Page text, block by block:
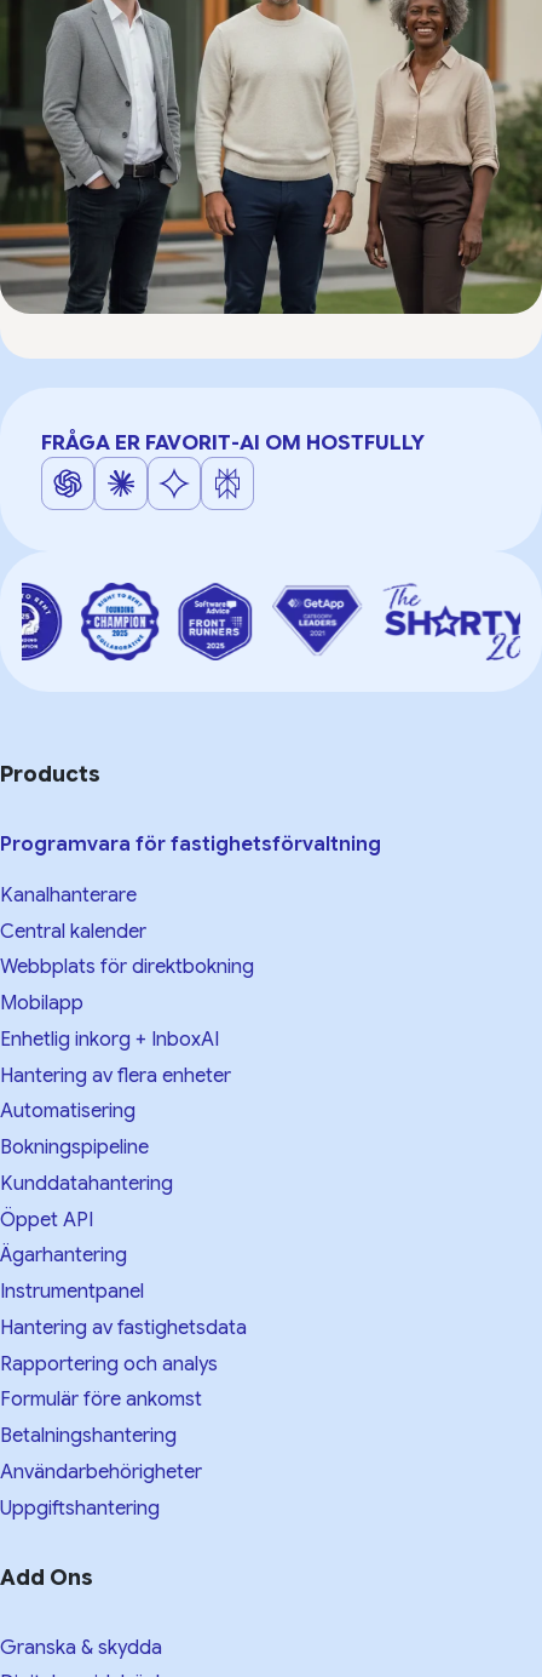
FRÅGA ER FAVORIT-AI OM HOSTFULLY
Products
Programvara för fastighetsförvaltning
Kanalhanterare
Central kalender
Webbplats för direktbokning
Mobilapp
Enhetlig inkorg + InboxAI
Hantering av flera enheter
Automatisering
Bokningspipeline
Kunddatahantering
Öppet API
Ägarhantering
Instrumentpanel
Hantering av fastighetsdata
Rapportering och analys
Formulär före ankomst
Betalningshantering
Användarbehörigheter
Uppgiftshantering
Add Ons
Granska & skydda